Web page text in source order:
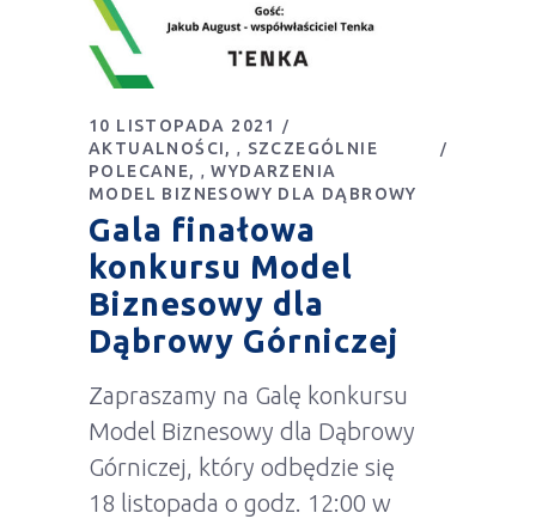
10 LISTOPADA 2021
AKTUALNOŚCI
,
SZCZEGÓLNIE
POLECANE
,WYDARZENIA
MODEL BIZNESOWY DLA DĄBROWY
Gala finałowa
konkursu Model
Biznesowy dla
Dąbrowy Górniczej
Zapraszamy na Galę konkursu
Model Biznesowy dla Dąbrowy
Górniczej, który odbędzie się
18 listopada o godz. 12:00 w